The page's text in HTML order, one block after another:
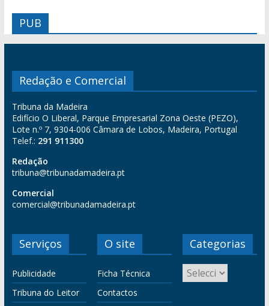
PUB
Redação e Comercial
Tribuna da Madeira
Edifício O Liberal, Parque Empresarial Zona Oeste (PEZO),
Lote n.º 7, 9304-006 Câmara de Lobos, Madeira, Portugal
Telef.: 291 911300
Redação
tribuna@tribunadamadeira.pt
Comercial
comercial@tribunadamadeira.pt
Serviços
Publicidade
Tribuna do Leitor
O site
Ficha Técnica
Contactos
Categorias